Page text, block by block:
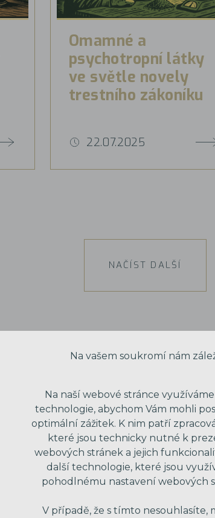
Omamné a
psychotropní látky
ve světle novely
trestního zákoníku
22.07.2025
NAČÍST DALŠÍ
VAŠE JMÉNO
Na vašem soukromí nám
Na naší webové stránce
technologie, abychom Vám mohli
optimální zážitek. K nim patří
které jsou technicky nutné k
webových stránek a jejich
další technologie, které jsou
pohodlnému nastavení webových
V případě, že s tímto nesouhlasíte,